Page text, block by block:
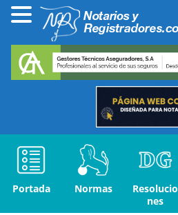
Portada Normas
Resolucio
nes